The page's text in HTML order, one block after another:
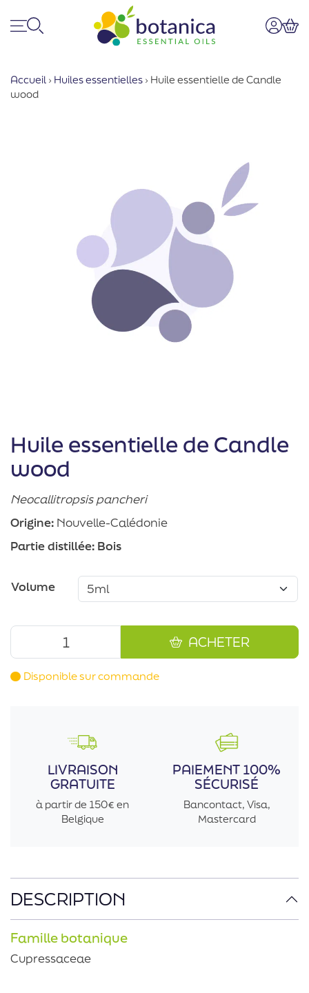
Accueil › Huiles essentielles › Huile essentielle de Candle
wood
Huile essentielle de Candle
wood
Neocallitropsis pancheri
Origine: Nouvelle-Calédonie
Partie distillée: Bois
Volume
ACHETER
Disponible sur commande
DESCRIPTION
Famille botanique
Cupressaceae
LIVRAISON
GRATUITE
à partir de 150€ en
Belgique
PAIEMENT 100%
SÉCURISÉ
Bancontact, Visa,
Mastercard